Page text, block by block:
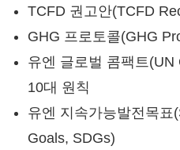
TCFD 권고안(TCFD
GHG 프로토콜(GHG
유엔 글로벌 콤팩트
10대 원칙
유엔 지속가능발전목
Goals, SDGs)